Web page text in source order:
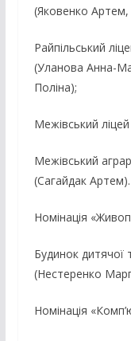
(Яковенко Артем,
Райпільський
(Уланова Анна-
Поліна);
Межівський
Межівський
(Сагайдак Артем).
Номінація
Будинок дитячої
(Нестеренко
Номінація